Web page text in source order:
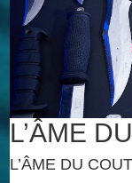
L’ÂME
L’ÂME DU